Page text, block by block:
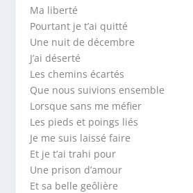
Ma liberté
Pourtant je t’ai quitté
Une nuit de décembre
J’ai déserté
Les chemins écartés
Que nous suivions ensemble
Lorsque sans me méfier
Les pieds et poings liés
Je me suis laissé faire
Et je t’ai trahi pour
Une prison d’amour
Et sa belle geôlière